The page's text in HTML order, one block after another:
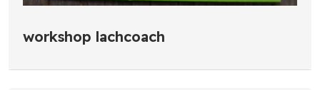
workshop lachcoach